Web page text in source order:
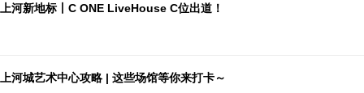
上河新地标丨C ONE LiveHouse C位出道！
上河城艺术中心攻略 | 这些场馆等你来打卡～